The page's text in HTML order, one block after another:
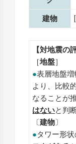
建物 [
【対地震の
［地盤］
●表層地盤
より、比較
なることが
はないと判
〔建物〕
●タワー形